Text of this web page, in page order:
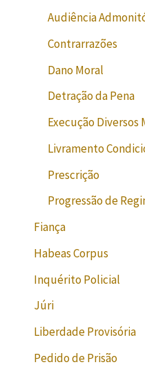
Audiência
Contrarrazões
Dano Moral
Detração da Pena
Execução Diversos
Livramento
Prescrição
Progressão de
Fiança
Habeas Corpus
Inquérito Policial
Júri
Liberdade Provisória
Pedido de Prisão